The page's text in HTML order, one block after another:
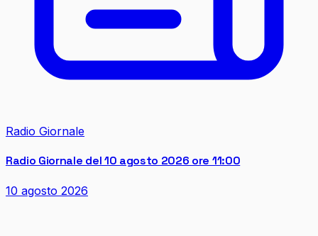
Radio Giornale
Radio Giornale del 10 agosto 2026 ore 11:00
10 agosto 2026